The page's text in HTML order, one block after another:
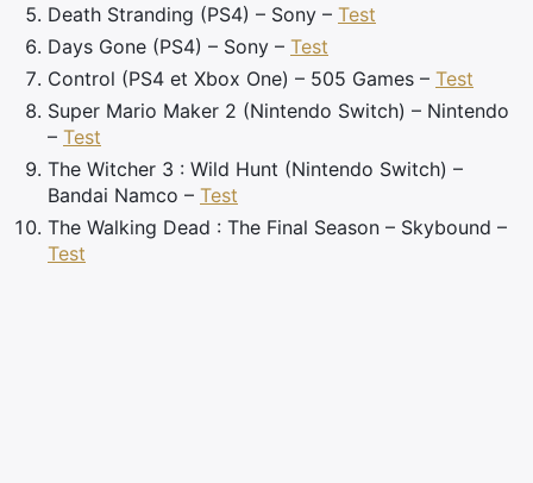
Death Stranding (PS4) – Sony – Test
Days Gone (PS4) – Sony – Test
Control (PS4 et Xbox One) – 505 Games – Test
Super Mario Maker 2 (Nintendo Switch) – Nintendo
– Test
The Witcher 3 : Wild Hunt (Nintendo Switch) –
Bandai Namco – Test
The Walking Dead : The Final Season – Skybound –
Test